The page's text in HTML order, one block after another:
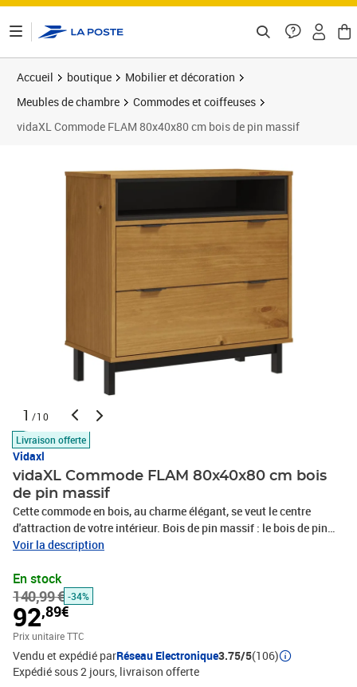
Accueil boutique
Mobilier et décoration
Meubles de chambre
Commodes et coiffeuses
vidaXL Commode FLAM 80x40x80 cm bois de pin massif
1 /10
Livraison offerte
Vidaxl
vidaXL Commode FLAM 80x40x80 cm bois
de pin massif
Cette commode en bois, au charme élégant, se veut le centre
d'attraction de votre intérieur. Bois de pin massif : le bois de pin
massif est un matériau naturel magnifique. Le bois de pin a un
caractéristique et rustique. Fabriquée en bois massif de pin, la
commode à tiroirs est durable et robuste.Grand espace de
rangement : l'armoire de rangement dispose de 2 tiroirs et d'1
compartiment ouvert, vous permettant de garder vos articles
organisés.Dessus robuste : le dessus robuste est parfait pour
placer des plantes en pot, des photos encadrées et d’autres objets
décoratifs.Surface facile à nettoyer : le classeur est facile à
Voir la description
En stock
140,99 € -34%
92,89€
Prix unitaire TTC
Vendu et expédié parRéseau Electronique3.75/5(106)
Expédié sous 2 jours livraison offerte